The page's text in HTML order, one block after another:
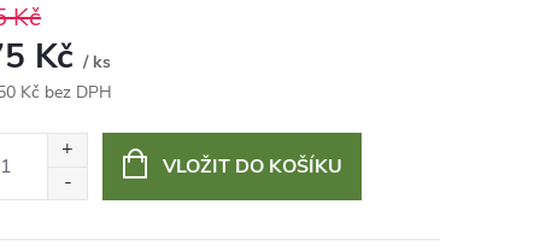
Kč
Kč / ks
Kč bez DPH
VLOŽIT DO KOŠÍKU